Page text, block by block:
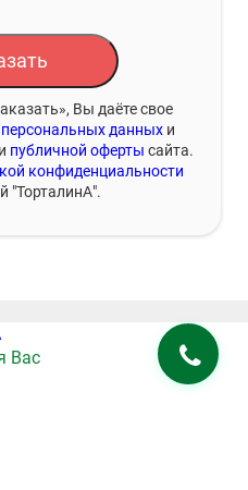
Вы даёте свое
персональных данных и
публичной оферты сайта.
конфиденциальности
"ТорталинА".
Вас